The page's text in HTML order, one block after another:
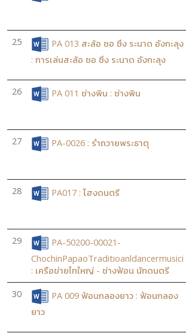
25
PA 013 สะล้อ ซอ ซึง ระนาด อังกะลุง
: การเล่นสะล้อ ซอ ซึง ระนาด อังกะลุง
26 PA 011 ช่างพิน : ช่างพิน
27 PA-0026 : รำถวายพระธาตุ
28 PA017 : โฮงดนตรี
29
PA-50200-00021-
ChochinPapaoTraditioanldancermusici
: เครือข่ายไทใหญ่ - ช่างฟ้อน นักดนตรี
30
PA 009 ฟ้อนกลองยาว : ฟ้อนกลอง
ยาว